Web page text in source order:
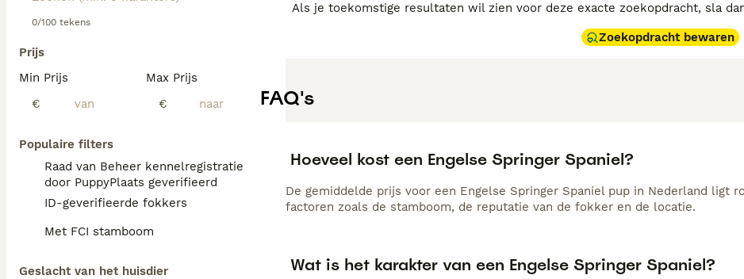
0/100 tekens
Prijs
Min Prijs
€
Max Prijs
€
Populaire filters
Raad van Beheer kennelregistratie
door PuppyPlaats geverifieerd
ID-geverifieerde fokkers
Met FCI stamboom
Geslacht van het huisdier
Als je toekomstige resultaten wil zien voor deze exacte zoekopdracht, sla
Zoekopdracht bewaren
FAQ's
Hoeveel kost een Engelse Springer Spaniel?
De gemiddelde prijs voor een Engelse Springer Spaniel pup in Nederland ligt
factoren zoals de stamboom, de reputatie van de fokker en de locatie.
Wat is het karakter van een Engelse Springer Spaniel?